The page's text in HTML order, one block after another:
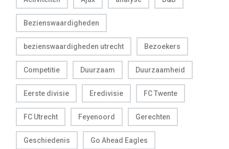
Bezienswaardigheden
bezienswaardigheden utrecht Bezoekers
Competitie Duurzaam Duurzaamheid
Eerste divisie Eredivisie FC Twente
FC Utrecht Feyenoord Gerechten
Geschiedenis Go Ahead Eagles